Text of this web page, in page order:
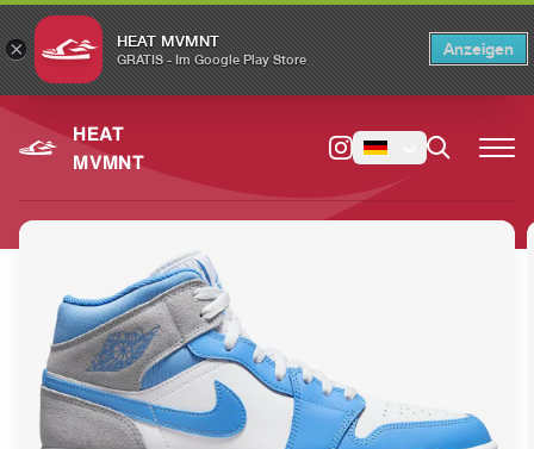
× HEAT MVMNT
GRATIS - Im Google Play Store
Anzeigen
HEAT
MVMNT
Switch to the English version? Switch ×